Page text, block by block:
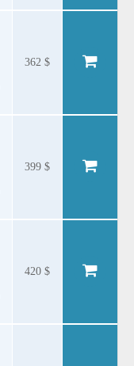
362 $
399 $
420 $